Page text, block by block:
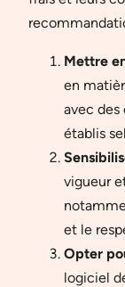
Mettre
en
avec des
établis
vigueur
et le
Opter
logiciel